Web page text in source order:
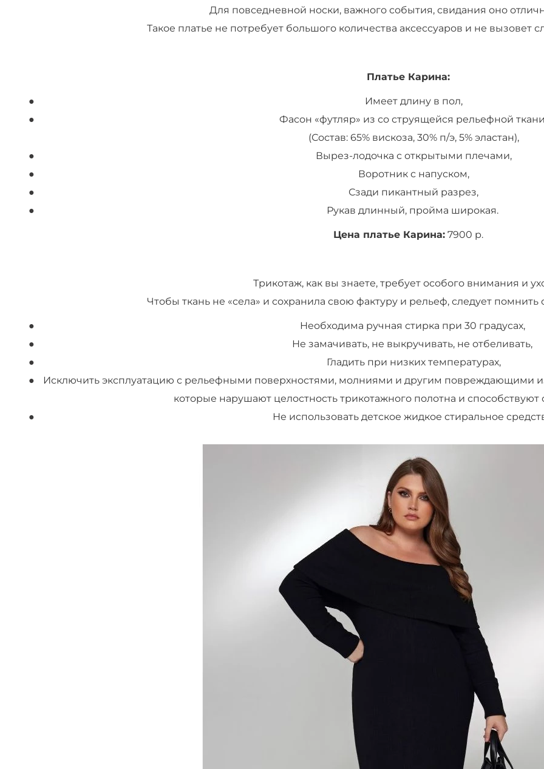
Для повседневной носки, важного события, свидания оно
Такое платье не потребует большого количества аксессуаров и не вызовет
Платье Карина:
Имеет длину в пол,
Фасон «футляр» из со струящейся рельефной
(Состав: 65% вискоза, 30% п/э, 5% эластан),
Вырез-лодочка с открытыми плечами,
Воротник с напуском,
Сзади пикантный разрез,
Рукав длинный, пройма широкая.
Цена платье Карина:7900 р.
Трикотаж, как вы знаете, требует особого внимания и
Чтобы ткань не «села» и сохранила свою фактуру и рельеф, следует помнить
Необходима ручная стирка при 30 градусах,
Не замачивать, не выкручивать, не отбеливать,
Гладить при низких температурах,
Исключить эксплуатацию с рельефными поверхностями, молниями и другим повреждающими
которые нарушают целостность трикотажного полотна и
Не использовать детское жидкое стиральное